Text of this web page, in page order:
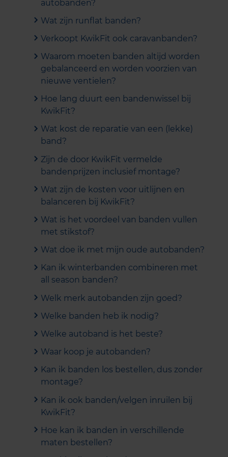
autobanden?
Wat zijn runflat banden?
Verkoopt KwikFit ook caravanbanden?
Waarom moeten banden altijd worden
gebalanceerd en worden voorzien van
nieuwe ventielen?
Hoe lang duurt een bandenwissel bij
KwikFit?
Wat kost de reparatie van een (lekke)
band?
Zijn de door KwikFit vermelde
bandenprijzen inclusief montage?
Wat zijn de kosten voor uitlijnen en
balanceren bij KwikFit?
Wat is het voordeel van banden vullen
met stikstof?
Wat doe ik met mijn oude autobanden?
Kan ik winterbanden combineren met
all season banden?
Welk merk autobanden zijn goed?
Welke banden heb ik nodig?
Welke autoband is het beste?
Waar koop je autobanden?
Kan ik banden los bestellen, dus zonder
montage?
Kan ik ook banden/velgen inruilen bij
KwikFit?
Hoe kan ik banden in verschillende
maten bestellen?